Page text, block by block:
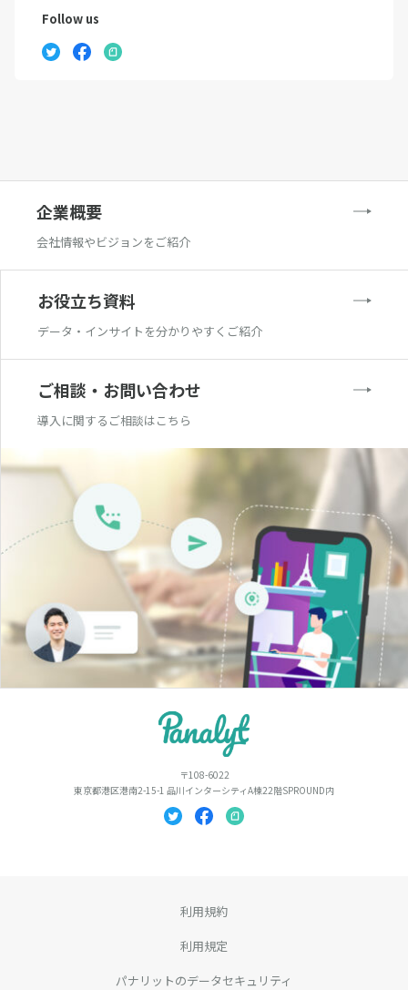
Follow us
企業概要
会社情報やビジョンをご紹介
お役立ち資料
データ・インサイトを分かりやすくご紹介
ご相談・お問い合わせ
導入に関するご相談はこちら
〒108-6022
東京都港区港南2-15-1 品川インターシティA棟22階SPROUND内
利用規約
利用規定
パナリットのデータセキュリティ